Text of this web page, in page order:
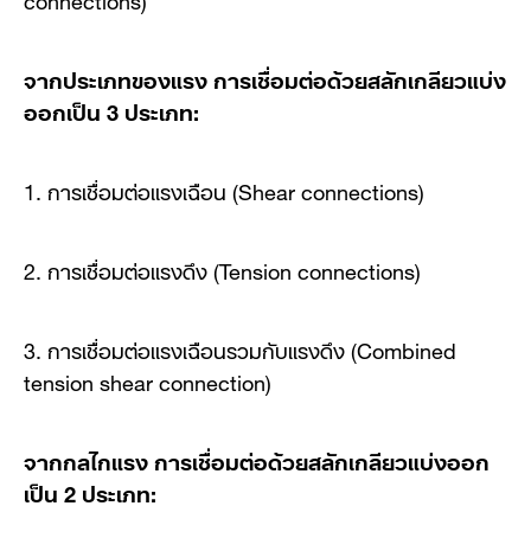
จากประเภทของแรง การเชื่อมต่อด้วยสลักเกลียวแบ่ง
ออกเป็น 3 ประเภท:
1. การเชื่อมต่อแรงเฉือน (Shear connections)
2. การเชื่อมต่อแรงดึง (Tension connections)
3. การเชื่อมต่อแรงเฉือนรวมกับแรงดึง (Combined
tension shear connection)
จากกลไกแรง การเชื่อมต่อด้วยสลักเกลียวแบ่งออก
เป็น 2 ประเภท: